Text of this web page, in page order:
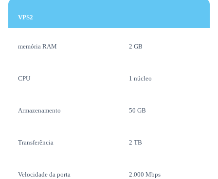
VPS2
memória RAM
CPU
Armazenamento
Transferência
Velocidade da porta
2 GB
1 núcleo
50 GB
2 TB
2.000 Mbps